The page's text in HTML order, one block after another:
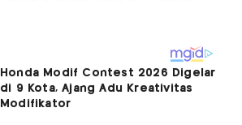
Honda Modif Contest 2026 Digelar
di 9 Kota, Ajang Adu Kreativitas
Modifikator